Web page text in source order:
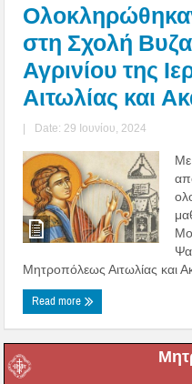
στη Σχολή
Αγρινίου της
Αιτωλίας και
| Date: 29 Ιουνίου, 2024
Με
Μητροπόλεως Αιτωλίας και
Read more